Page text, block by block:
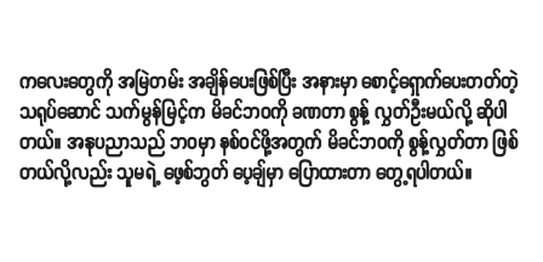
ကလေးတွေကို အမြဲတမ်း အချိန်ပေးဖြစ်ပြီး အနားမှာ စောင့်ရှောက်ပေးတတ်တဲ့
သရုပ်ဆောင် သက်မွန်မြင့်က မိခင်ဘဝကို ခဏတာ စွန့် လွှတ်ဦးမယ်လို့ ဆိုပါ
တယ်။ အနုပညာသည် ဘဝမှာ နစ်ဝင်ဖို့အတွက် မိခင်ဘဝကို စွန့်လွှတ်တာ ဖြစ်
တယ်လို့လည်း သူမရဲ့ ဖေ့စ်ဘွတ် ပေ့ချ်မှာ ပြောထားတာ တွေ့ရပါတယ်။